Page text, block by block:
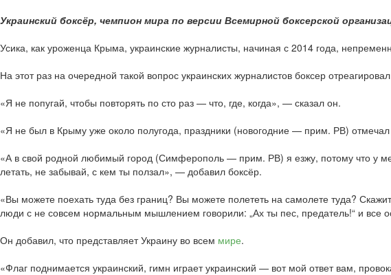
Украинский боксёр, чемпион мира по версии Всемирной боксерской
Усика, как уроженца Крыма, украинские журналисты, начиная с 2014 года,
На этот раз на очередной такой вопрос украинских журналистов боксер
«Я не попугай, чтобы повторять по сто раз — что, где, когда», — сказал он.
«Я не был в Крыму уже около полугода, праздники (новогодние — прим. РВ)
«А в свой родной любимый город (Симферополь — прим. РВ) я езжу, потому что у
летать, не забывай, с кем ты ползал», — добавил боксёр.
«Вы можете поехать туда без границ? Вы можете полететь на самолете туда?
люди с не совсем нормальным мышлением говорили: „Ах ты пес, предатель!“ и все
Он добавил, что представляет Украину во всем мире.
«Флаг поднимается украинский, гимн играет украинский — вот мой ответ вам,